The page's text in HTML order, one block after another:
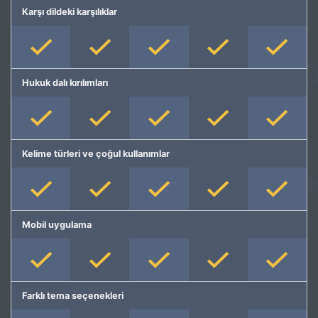
Karşı dildeki karşılıklar
Hukuk dalı kırılımları
Kelime türleri ve çoğul kullanımlar
Mobil uygulama
Farklı tema seçenekleri